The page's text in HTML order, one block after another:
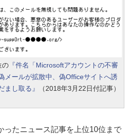
の『件名「Microsoftアカウントの不審
メールが拡散中、偽Officeサイトへ誘
まし取る』
（2018年3月22日付記事）
たニュース記事を上位10位まで